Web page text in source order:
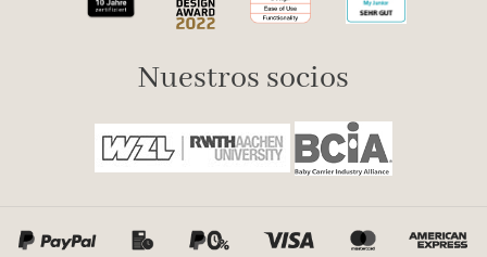
Nuestros socios